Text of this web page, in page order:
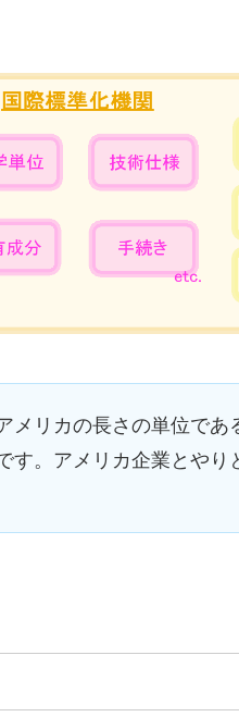
メリカの長さの単位であ
す。アメリカ企業とやり